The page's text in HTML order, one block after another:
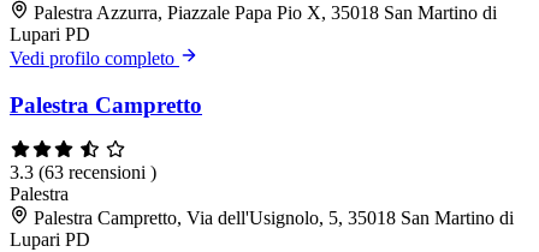
Palestra Azzurra, Piazzale Papa Pio X, 35018 San Martino di
Lupari PD
Vedi profilo completo
Palestra Campretto
3.3 (63 recensioni )
Palestra
Palestra Campretto, Via dell'Usignolo, 5, 35018 San Martino di
Lupari PD